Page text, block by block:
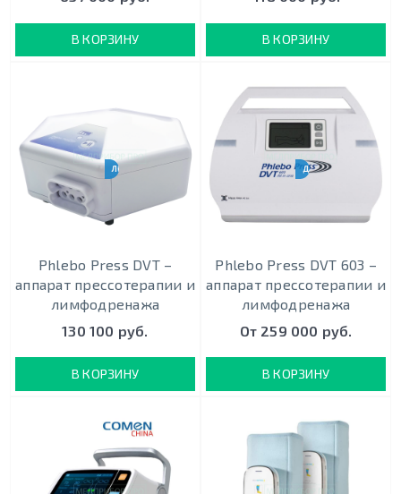
В КОРЗИНУ В КОРЗИНУ
ЛЕЧЕНИЕ ОТЁКОВ
Phlebo Press DVT –
аппарат прессотерапии и
лимфодренажа
130 100 руб.
В КОРЗИНУ
ДЛЯ ОТДЕЛЕНИЯ
Phlebo Press DVT 603 –
аппарат прессотерапии и
лимфодренажа
От 259 000 руб.
В КОРЗИНУ